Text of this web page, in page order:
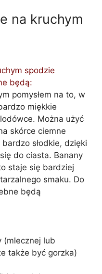
na kruchym
spodzie
będą:
pomysłem na to, w
miękkie
Można użyć
skórce ciemne
słodkie, dzięki
do ciasta. Banany
staje się bardziej
smaku. Do
będą
(mlecznej lub
także być gorzka)